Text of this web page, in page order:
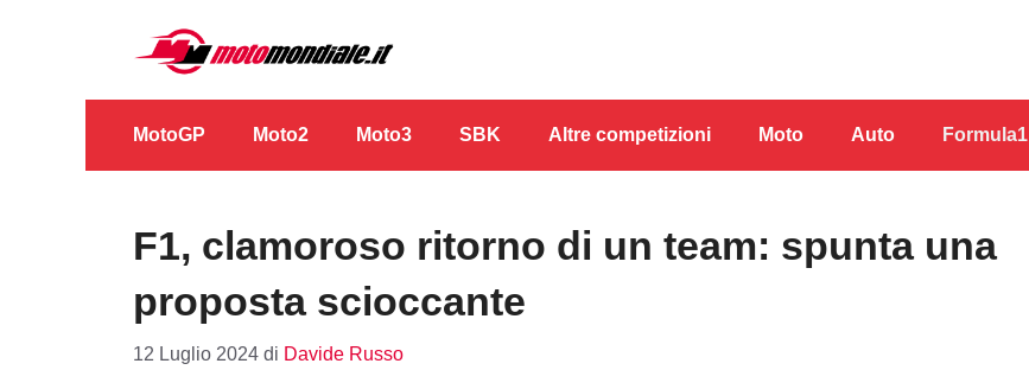
contenuto
MotoGP Moto2 Moto3 SBK Altre competizioni Moto Auto Formula1
F1, clamoroso ritorno di un team: spunta una
proposta scioccante
12 Luglio 2024 di Davide Russo